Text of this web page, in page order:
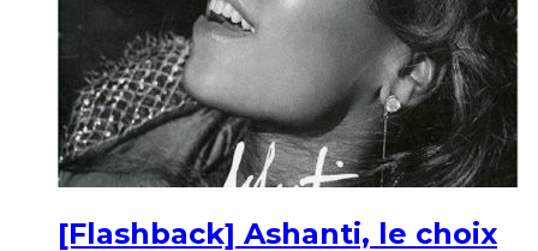
[Flashback] Ashanti, le choix